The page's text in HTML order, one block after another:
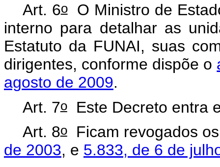
Art. 6oO Ministro de
interno para detalhar as
Estatuto da FUNAI, suas
dirigentes, conforme dispõe o
agosto de 2009.
Art. 7oEste Decreto entra
Art. 8oFicam revogados
de 2003, e 5.833, de 6 de